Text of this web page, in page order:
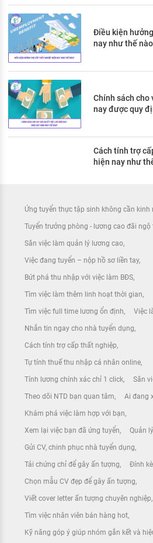
Điều kiện
nay như thế
Chính sách cho
nay được quy
Cách tính trợ
hiện nay như
Ứng tuyển thực tập sinh không cần kinh
Tuyển trưởng phòng - lương cao đãi ngộ
Săn việc làm quản lý lương cao
Việc đang tuyển – nộp hồ sơ liền tay
Bứt phá thu nhập với việc làm BĐS
Tìm việc làm thêm linh hoạt thời gian
Tìm việc full time lương ổn định Việc
Nhắn tin ngay cho nhà tuyển dụng
Cách tính trợ cấp thất nghiệp
Tự tính thuế thu nhập cá nhân online
Tính lương chính xác chỉ 1 click Săn
Theo dõi NTD bạn quan tâm Ai đang
Khám phá việc làm hợp với bạn
Xem lại việc bạn đã ứng tuyển Quản
Gửi CV, chinh phục nhà tuyển dụng
Tải chứng chỉ để gây ấn tượng Đính
Chọn mẫu CV đẹp để gây ấn tượng
Viết cover letter ấn tượng chuyên nghiệp
Tìm việc nhân viên bán hàng hot
Kỹ năng góp ý giúp nhóm gắn kết và